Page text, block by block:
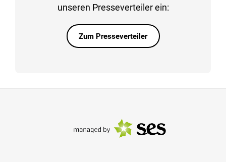
unseren Presseverteiler ein:
Zum Presseverteiler